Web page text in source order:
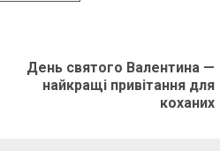
Попередній
Наступний
День святого Валентина —
найкращі привітання для
коханих